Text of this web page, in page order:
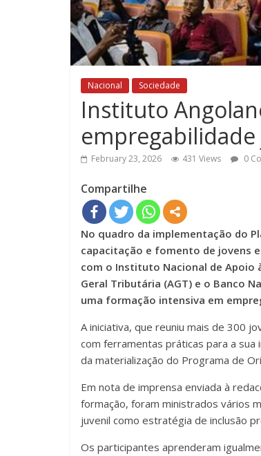
Nacional Sociedade
Instituto
February 23, 2026 431 Views 0
Compartilhe
No quadro da implementação do
capacitação e fomento de jovens
com o Instituto Nacional de Apoio
Geral Tributária (AGT) e o Banco
uma formação intensiva em
A iniciativa, que reuniu mais de 300
com ferramentas práticas para a
da materialização do Programa de
Em nota de imprensa enviada à
formação, foram ministrados vários
juvenil como estratégia de inclusão
Os participantes aprenderam